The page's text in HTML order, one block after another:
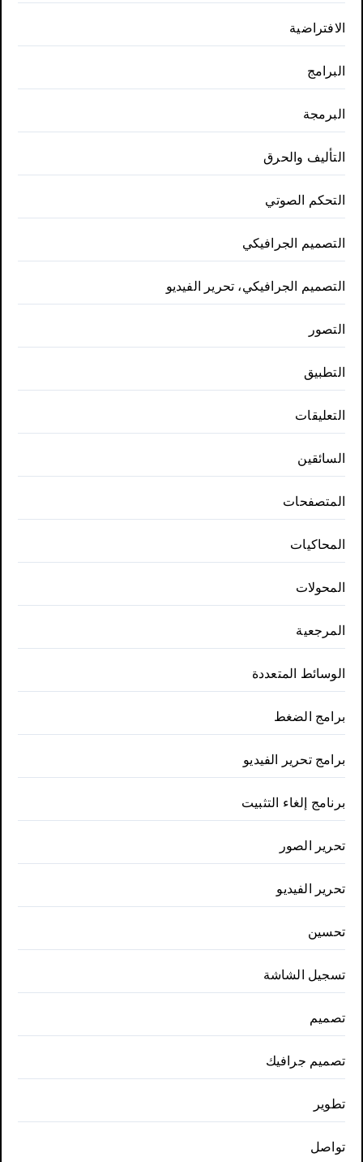
الافتراضية
البرامج
البرمجة
التأليف والحرق
التحكم الصوتي
التصميم الجرافيكي
التصميم الجرافيكي، تحرير الفيديو
التصور
التطبيق
التعليقات
السائقين
المتصفحات
المحاكيات
المحولات
المرجعية
الوسائط المتعددة
برامج الضغط
برامج تحرير الفيديو
برنامج إلغاء التثبيت
تحرير الصور
تحرير الفيديو
تحسين
تسجيل الشاشة
تصميم
تصميم جرافيك
تطوير
تواصل